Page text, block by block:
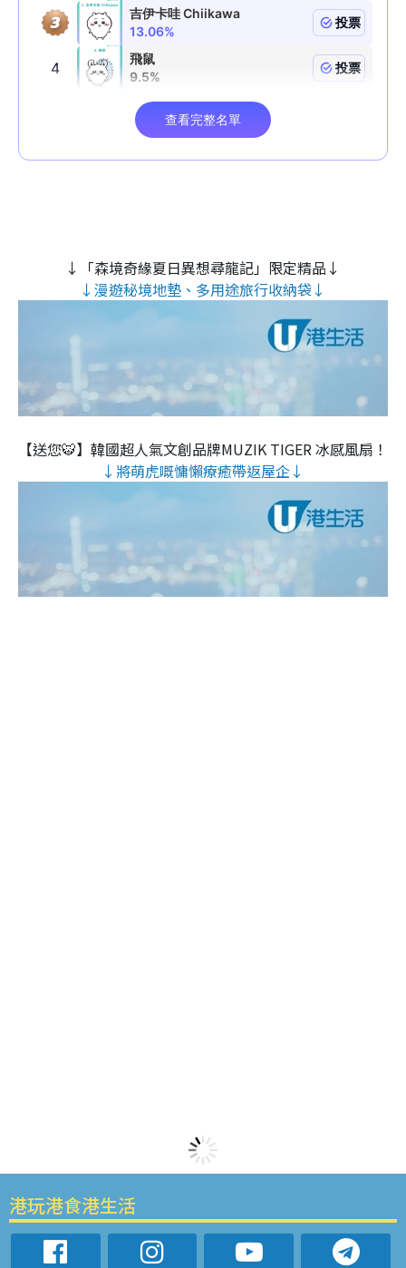
↓「森境奇緣夏日異想尋龍記」限定精品↓
↓漫遊秘境地墊、多用途旅行收納袋↓
【送您🐯】韓國超人氣文創品牌MUZIK TIGER 冰感風扇！
↓將萌虎嘅慵懶療癒帶返屋企↓
港玩港食港生活